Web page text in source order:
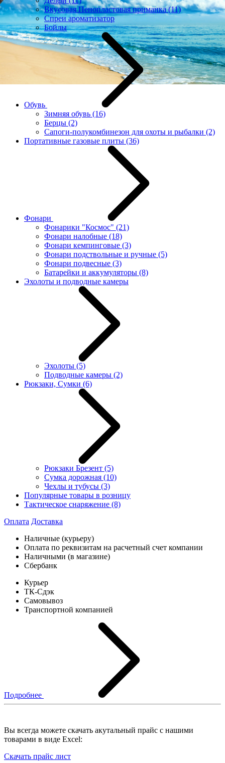
Вкусовая Пенопластовая приманка(11)
Спреи ароматизатор
Бойлы
Обувь
Зимняя обувь (16)
Берцы (2)
Сапоги-полукомбинезон для охоты и рыбалки (2)
Портативные газовые плиты (36)
Фонари
Фонарики "Космос" (21)
Фонари налобные (18)
Фонари кемпинговые (3)
Фонари подствольные и ручные (5)
Фонари подвесные (3)
Батарейки и аккумуляторы (8)
Эхолоты и подводные камеры
Эхолоты (5)
Подводные камеры (2)
Рюкзаки, Сумки (6)
Рюкзаки Брезент (5)
Сумка дорожная (10)
Чехлы и тубусы (3)
Популярные товары в розницу
Тактическое снаряжение (8)
Оплата Доставка
Наличные (курьеру)
Оплата по реквизитам на расчетный счет компании
Наличными (в магазине)
Сбербанк
Курьер
ТК-Сдэк
Самовывоз
Транспортной компанией
Подробнее
Вы всегда можете скачать акутальный прайс с нашими
товарами в виде Excel:
Скачать прайс лист